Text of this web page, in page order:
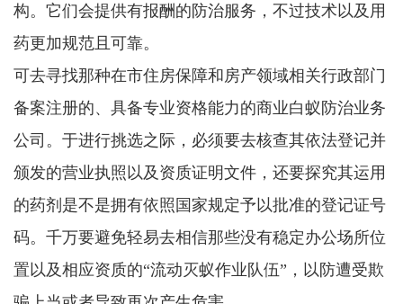
构。它们会提供有报酬的防治服务，不过技术以及用
药更加规范且可靠。
可去寻找那种在市住房保障和房产领域相关行政部门
备案注册的、具备专业资格能力的商业白蚁防治业务
公司。于进行挑选之际，必须要去核查其依法登记并
颁发的营业执照以及资质证明文件，还要探究其运用
的药剂是不是拥有依照国家规定予以批准的登记证号
码。千万要避免轻易去相信那些没有稳定办公场所位
置以及相应资质的“流动灭蚁作业队伍”，以防遭受欺